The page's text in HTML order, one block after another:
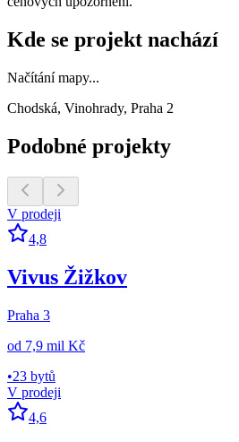
Kde se projekt nachází
Načítání mapy...
Chodská, Vinohrady, Praha 2
Podobné projekty
V prodeji
4,8
Vivus Žižkov
Praha 3
od 7,9 mil Kč
•23 bytů
V prodeji
4,6